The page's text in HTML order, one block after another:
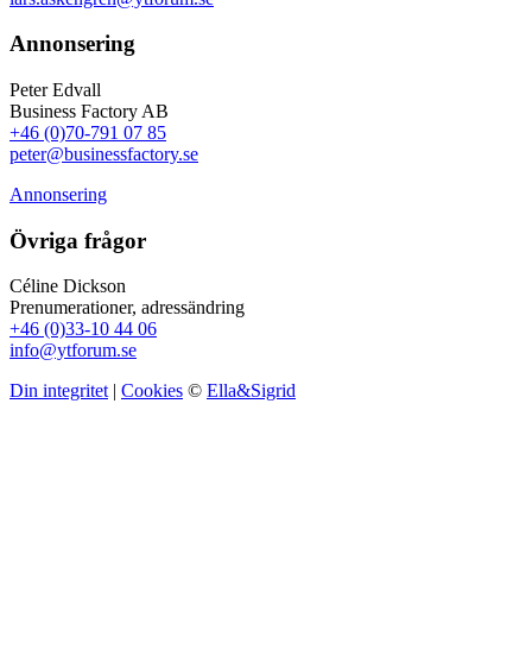
Annonsering
Peter Edvall
Business Factory AB
+46 (0)70-791 07 85
peter@businessfactory.se
Annonsering
Övriga frågor
Céline Dickson
Prenumerationer, adressändring
+46 (0)33-10 44 06
info@ytforum.se
Din integritet | Cookies © Ella&Sigrid